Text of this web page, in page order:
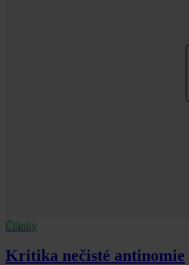
Články
Kritika nečisté antinomie